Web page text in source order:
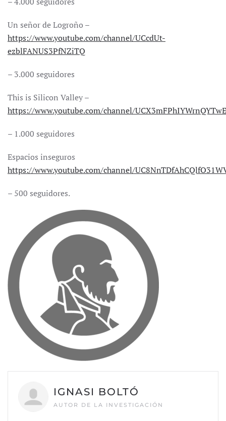
Un señor de Logroño –
https://www.youtube.com/channel/UCcdUt-
ezblFANUS3PfNZiTQ
– 3.000 seguidores
This is Silicon Valley –
https://www.youtube.com/channel/
– 1.000 seguidores
Espacios inseguros
https://www.youtube.com/channel/
– 500 seguidores.
IGNASI BOLTÓ
AUTOR DE LA INVESTIGACIÓN